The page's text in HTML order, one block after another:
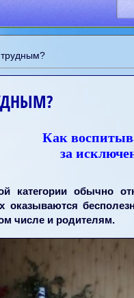
Как
за
категории обычно
оказываются
числе и родителям.